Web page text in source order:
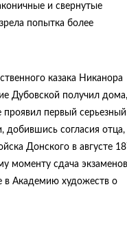
и свернутые
попытка более
казака Никанора
Дубовской получил
первый серьезный
добившись согласия отца,
Донского в августе
моменту сдача экзаменов
в Академию художеств о